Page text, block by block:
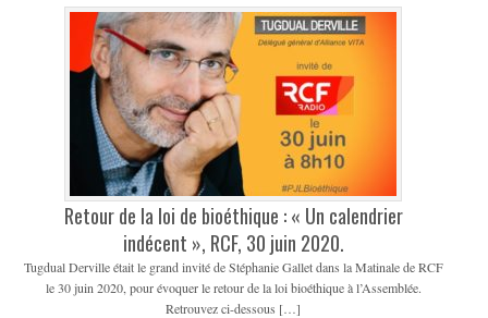
Retour de la loi de bioéthique : « Un calendrier
indécent », RCF, 30 juin 2020.
Tugdual Derville était le grand invité de Stéphanie Gallet dans la Matinale de RCF
le 30 juin 2020, pour évoquer le retour de la loi bioéthique à l’Assemblée.
Retrouvez ci-dessous […]